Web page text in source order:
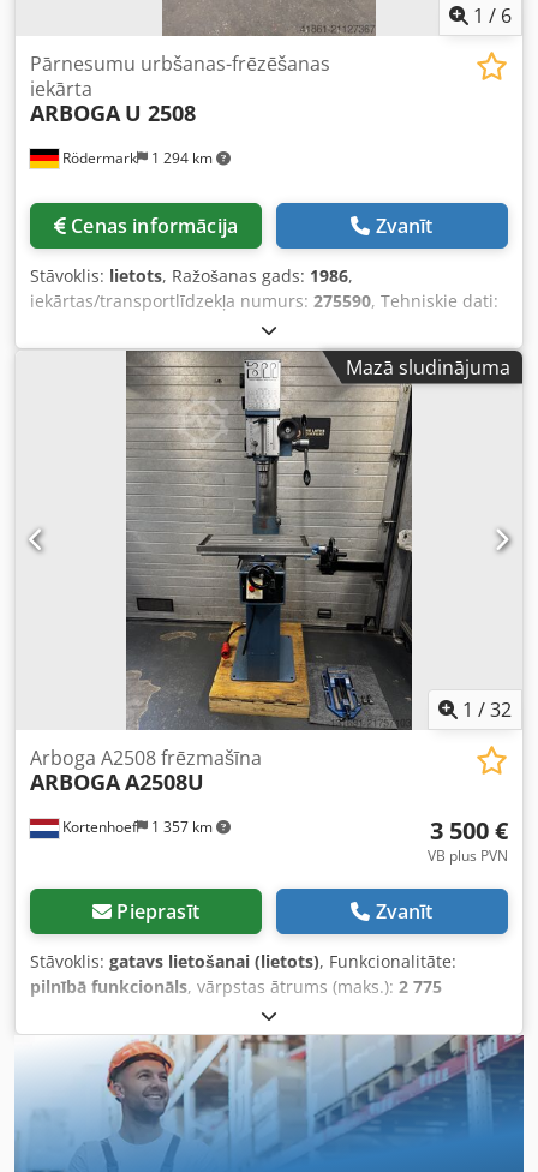
1 / 6
Rödermark 1 294 km
Pārnesumu urbšanas-frēzēšanas
iekārta
ARBOGA U 2508
Cenas informācija Zvanīt
Stāvoklis: lietots, Ražošanas gads: 1986,
iekārtas/transportlīdzekļa numurs: 275590, Tehniskie dati:
Csdoyf Ehiopfx Af Dorf - Urbšanas jauda: 25 mm -
Urbšanas vārpstas stiprinājums: MK 3 - Urbšanas vārpstas
apgriezieni: 100 / 205 / 345 / 440 apgr./min; 695 / 885 /
1450 / 2900 apgr./min - Urbšanas vārpstas gājiens: 130
mm - Urbšanas vārpstas izliece: 260 mm - Koordinātu
galds ar 3 T veida rievām: 580 x 240 mm - Galds
pārvietošanās: X ass 415 mm, Y ass 155 mm - Piedziņa: 400
V / 0,75 / 0,9 kW - Aizņemamā platība: apm. P 900 x A 1800
x D 700 mm - Svars: apm. 270 kg - Mašīnas spīlētājs
Mazā sludinājuma
1 /32
Kortenhoef 1 357 km
Arboga A2508 frēzmašīna
ARBOGAA2508U
3 500 €
VB plus PVN
Pieprasīt Zvanīt
Stāvoklis: gatavs lietošanai (lietots), Funkcionalitāte:
pilnībā funkcionāls, vārpstas ātrums (maks.): 2 775
, vārpstas ātrums (min.):
stiprinājums:MK 3, ievades strāvas veids:trīsfāzu,
kopējais garums:1 000 mm, kopējais augstums:1 700
, kopējais platums:750 mm, galda garums:580 mm ,
urbuma dziļums:130 mm
, Arboga A2508U frēzēšanas
iekārta. Iespējama frēzēšana un urbšana. 3 fāžu, 380 voltu,
2 ātrumu motors darbojas labi! Riteņgalvas piedziņa ar 8